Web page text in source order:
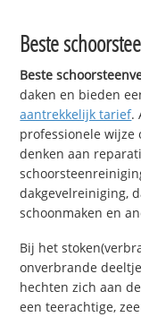
Beste
Beste
daken en bieden
aantrekkelijk tarief.
professionele wijze
denken aan
dakgevelreiniging,
schoonmaken en
Bij het
onverbrande
hechten zich aan
een teerachtige,